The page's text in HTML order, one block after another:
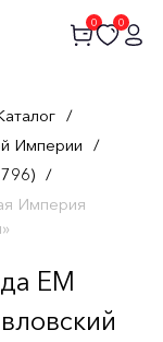
0 0
/
Империи /
/
Империя
ЕМ